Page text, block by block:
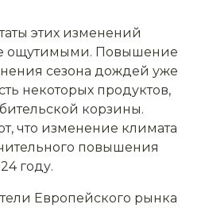
этих изменений
ощутимыми. Повышение
сезона дождей уже
некоторых продуктов,
корзины.
что изменение климата
повышения
году.
Европейского рынка